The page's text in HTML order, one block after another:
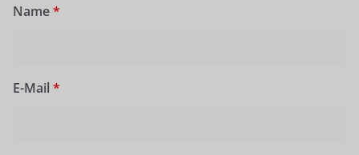
Name*
E-Mail *